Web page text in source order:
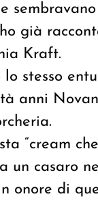
già
Kraft.
lo stesso
anni
“cream
un casaro
onore di